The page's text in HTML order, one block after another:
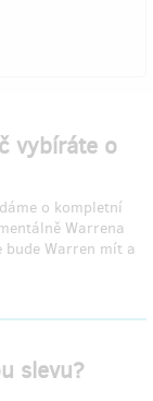
vybíráte o
o kompletní
Warrena
bude Warren mít a
slevu?